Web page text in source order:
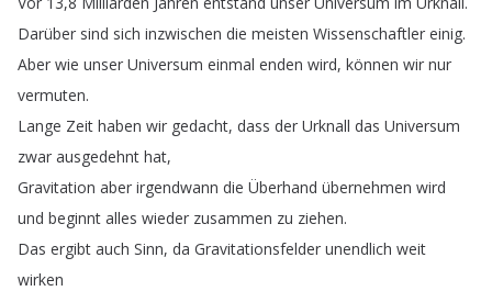
Darüber sind sich inzwischen die meisten Wissenschaftler einig.
Aber wie unser Universum einmal enden wird, können wir nur
vermuten.
Lange Zeit haben wir gedacht, dass der Urknall das Universum
zwar ausgedehnt hat,
Gravitation aber irgendwann die Überhand übernehmen wird
und beginnt alles wieder zusammen zu ziehen.
Das ergibt auch Sinn, da Gravitationsfelder unendlich weit
wirken